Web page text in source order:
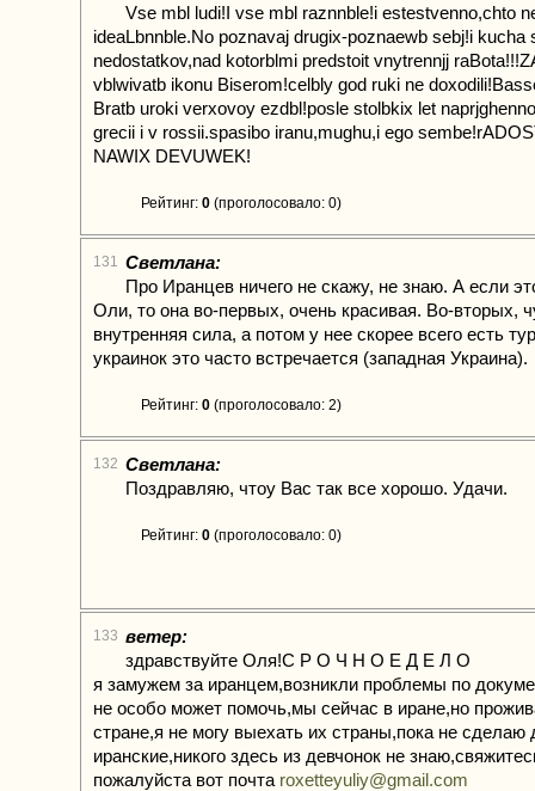
Vse mbl ludi!I vse mbl raznnble!i estestvenno,chto
ideaLbnnble.No poznavaj drugix-poznaewb sebj!i kucha
nedostatkov,nad kotorblmi predstoit vnytrennjj
vblwivatb ikonu Biserom!celbly god ruki ne
Bratb uroki verxovoy ezdbl!posle stolbkix let
grecii i v rossii.spasibo iranu,mughu,i ego
NAWIX DEVUWEK!
Рейтинг: 0 (проголосовало: 0)
131 Светлана:
Про Иранцев ничего не скажу, не знаю. А если
Оли, то она во-первых, очень красивая. Во-вторых,
внутренняя сила, а потом у нее скорее всего есть
украинок это часто встречается (западная Украина).
Рейтинг: 0 (проголосовало: 2)
132 Светлана:
Поздравляю, чтоу Вас так все хорошо. Удачи.
Рейтинг: 0 (проголосовало: 0)
133 ветер:
здравствуйте Оля!С Р О Ч Н О Е Д Е Л О
я замужем за иранцем,возникли проблемы по
не особо может помочь,мы сейчас в иране,но
стране,я не могу выехать их страны,пока не сделаю
иранские,никого здесь из девчонок не
пожалуйста вот почта roxetteyuliy@gmail.com